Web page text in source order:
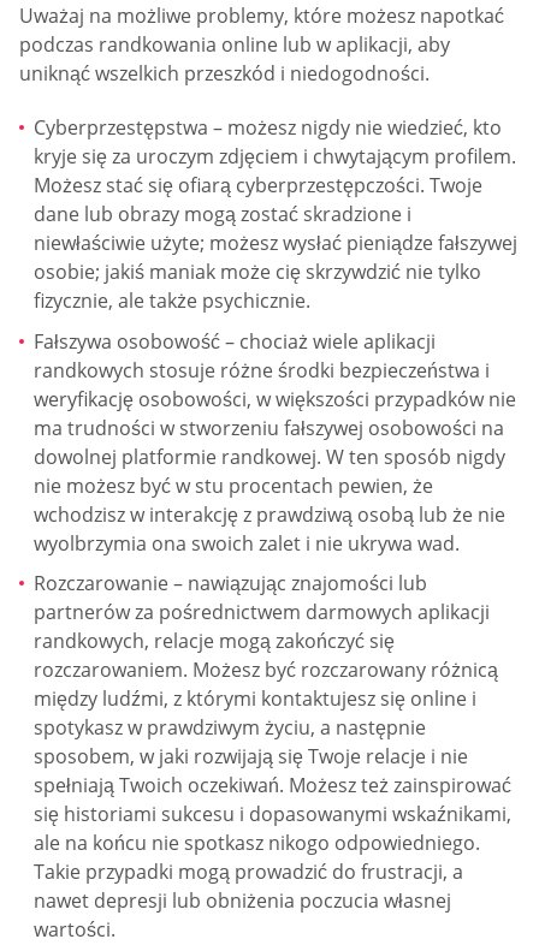
Uważaj na możliwe problemy, które możesz napotkać
podczas randkowania online lub w aplikacji, aby
uniknąć wszelkich przeszkód i niedogodności.
Cyberprzestępstwa – możesz nigdy nie wiedzieć, kto
kryje się za uroczym zdjęciem i chwytającym profilem.
Możesz stać się ofiarą cyberprzestępczości. Twoje
dane lub obrazy mogą zostać skradzione i
niewłaściwie użyte; możesz wysłać pieniądze fałszywej
osobie; jakiś maniak może cię skrzywdzić nie tylko
fizycznie, ale także psychicznie.
Fałszywa osobowość – chociaż wiele aplikacji
randkowych stosuje różne środki bezpieczeństwa i
weryfikację osobowości, w większości przypadków nie
ma trudności w stworzeniu fałszywej osobowości na
dowolnej platformie randkowej. W ten sposób nigdy
nie możesz być w stu procentach pewien, że
wchodzisz w interakcję z prawdziwą osobą lub że nie
wyolbrzymia ona swoich zalet i nie ukrywa wad.
Rozczarowanie – nawiązując znajomości lub
partnerów za pośrednictwem darmowych aplikacji
randkowych, relacje mogą zakończyć się
rozczarowaniem. Możesz być rozczarowany różnicą
między ludźmi, z którymi kontaktujesz się online i
spotykasz w prawdziwym życiu, a następnie
sposobem, w jaki rozwijają się Twoje relacje i nie
spełniają Twoich oczekiwań. Możesz też zainspirować
się historiami sukcesu i dopasowanymi wskaźnikami,
ale na końcu nie spotkasz nikogo odpowiedniego.
Takie przypadki mogą prowadzić do frustracji, a
nawet depresji lub obniżenia poczucia własnej
wartości.